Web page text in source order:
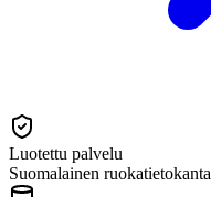
Luotettu palvelu
Suomalainen ruokatietokanta